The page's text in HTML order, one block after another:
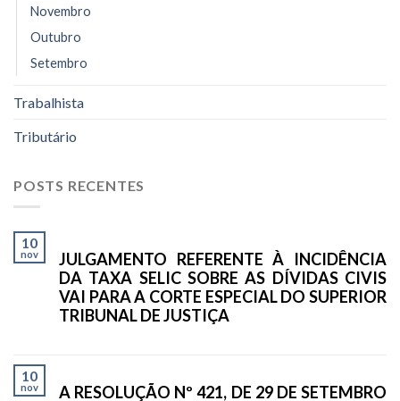
Novembro
Outubro
Setembro
Trabalhista
Tributário
POSTS RECENTES
10
nov
JULGAMENTO REFERENTE À INCIDÊNCIA
DA TAXA SELIC SOBRE AS DÍVIDAS CIVIS
VAI PARA A CORTE ESPECIAL DO SUPERIOR
TRIBUNAL DE JUSTIÇA
10
nov
A RESOLUÇÃO Nº 421, DE 29 DE SETEMBRO